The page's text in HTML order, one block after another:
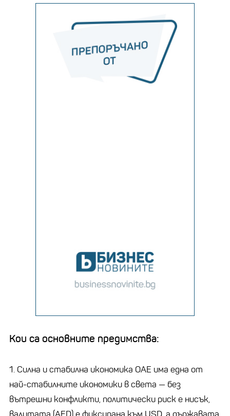
Кои са основните предимства:
1. Силна и стабилна икономика ОАЕ има една от
най-стабилните икономики в света — без
вътрешни конфликти, политически риск е нисък,